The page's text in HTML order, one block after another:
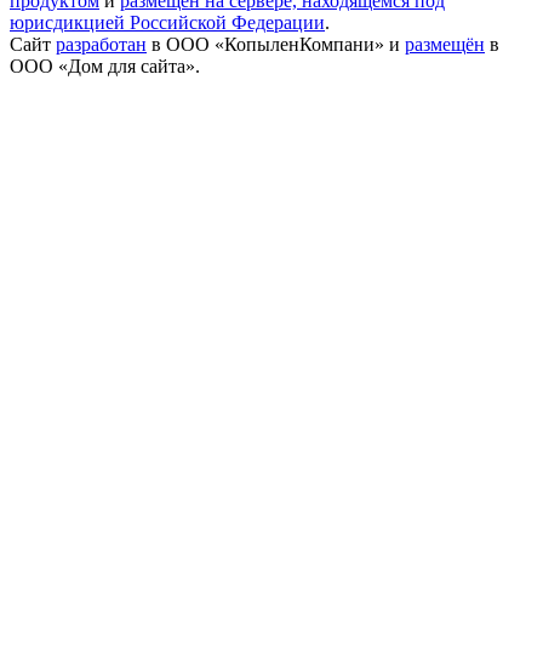
юрисдикцией Российской Федерации.
Сайт разработан в ООО «КопыленКомпани» и размещён в
ООО «Дом для сайта».